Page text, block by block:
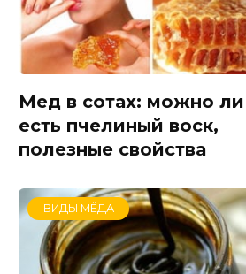
Мед в сотах: можно ли
есть пчелиный воск,
полезные свойства
ВИДЫ МЁДА